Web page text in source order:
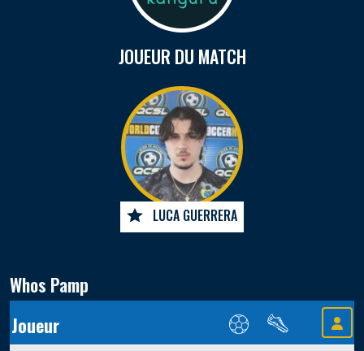
JOUEUR DU MATCH
LUCA GUERRERA
Whos Pamp
Joueur